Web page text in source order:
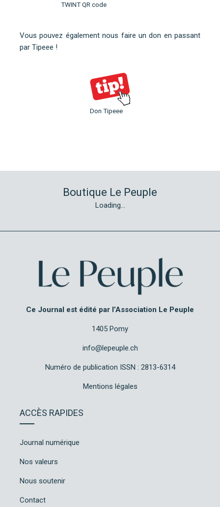
TWINT QR code
Vous pouvez également nous faire un don en passant
par Tipeee !
Don Tipeee
Boutique Le Peuple
Loading...
Ce Journal est édité par l’Association Le Peuple
1405 Pomy
info@lepeuple.ch
Numéro de publication ISSN : 2813-6314
Mentions légales
ACCÈS RAPIDES
Journal numérique
Nos valeurs
Nous soutenir
Contact